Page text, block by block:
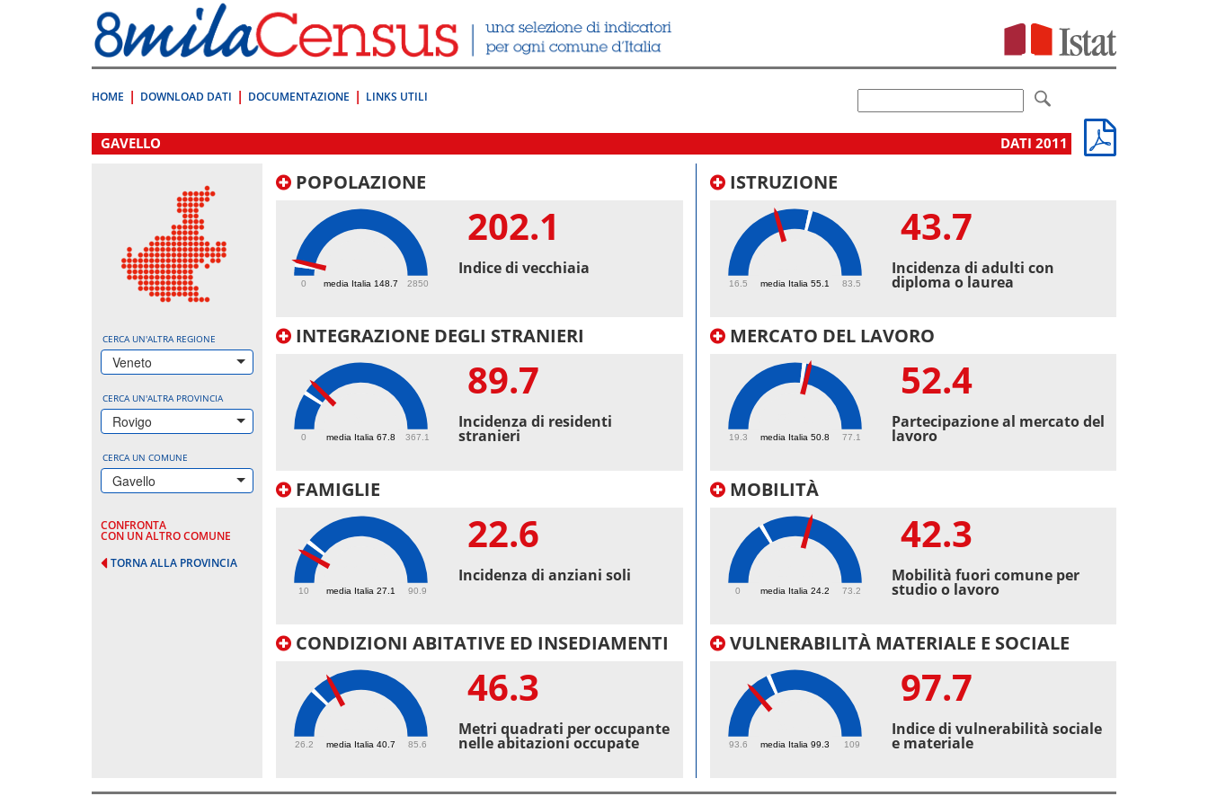
direttamente
a:
Contenuto
HOME DOWNLOAD DATI DOCUMENTAZIONE LINKS UTILI
.
GAVELLO DATI 2011
CERCA UN'ALTRA REGIONE
Veneto
CERCA UN'ALTRA PROVINCIA
Rovigo
CERCA UN COMUNE
Gavello
CONFRONTA
CON UN ALTRO COMUNE
TORNA ALLA PROVINCIA
POPOLAZIONE
media Italia 148.7
0 2850
202.1
Indice di vecchiaia
INTEGRAZIONE DEGLI STRANIERI
media Italia 67.8
0 367.1
89.7
Incidenza di residenti
stranieri
FAMIGLIE
media Italia 27.1
10 90.9
22.6
Incidenza di anziani soli
CONDIZIONI ABITATIVE ED INSEDIAMENTI
media Italia 40.7
26.2 85.6
46.3
Metri quadrati per occupante
nelle abitazioni occupate
ISTRUZIONE
media Italia 55.1
16.5 83.5
43.7
Incidenza di adulti con
diploma o laurea
MERCATO DEL LAVORO
media Italia 50.8
19.3 77.1
52.4
Partecipazione al mercato del
lavoro
MOBILITÀ
media Italia 24.2
0 73.2
42.3
Mobilità fuori comune per
studio o lavoro
VULNERABILITÀ MATERIALE E SOCIALE
media Italia 99.3
93.6 109
97.7
Indice di vulnerabilità sociale
e materiale